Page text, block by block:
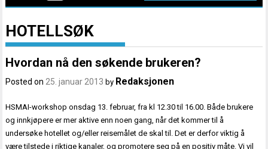
HOTELLSØK
Hvordan nå den søkende brukeren?
Posted on25. januar 2013 by Redaksjonen
HSMAI-workshop onsdag 13. februar, fra kl 12.30 til 16.00. Både brukere
og innkjøpere er mer aktive enn noen gang, når det kommer til å
undersøke hotellet og/eller reisemålet de skal til. Det er derfor viktig å
være tilstede i riktige kanaler, og promotere seg på en positiv måte. Vi vil